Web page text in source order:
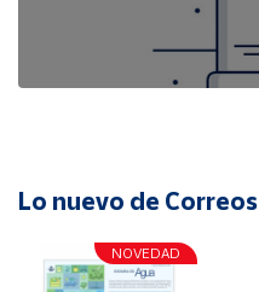
Lo nuevo de Correos
NOVEDAD